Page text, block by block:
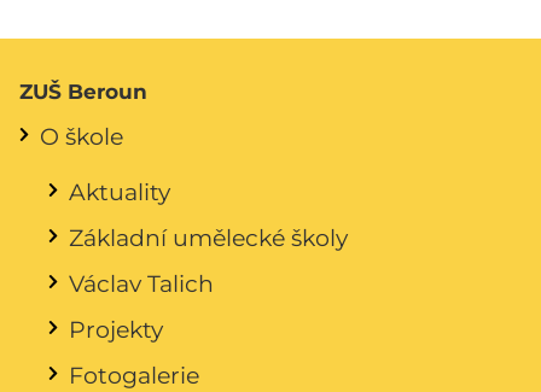
ZUŠ Beroun
O škole
Aktuality
Základní umělecké školy
Václav Talich
Projekty
Fotogalerie